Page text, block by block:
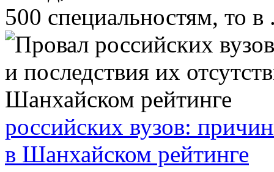
500 специальностям, то в
российских вузов:
в Шанхайском рейтинге